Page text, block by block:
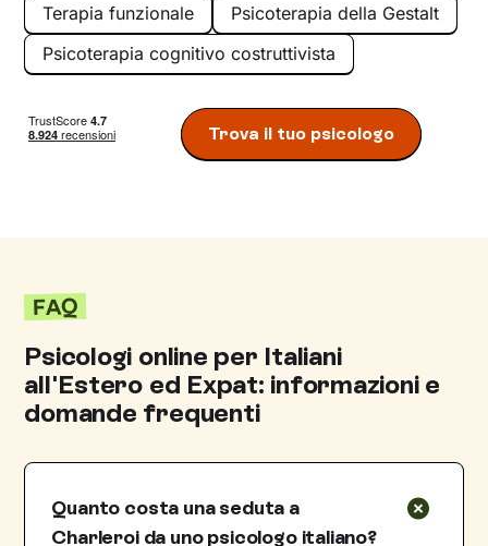
Terapia funzionale
Psicoterapia della Gestalt
Psicoterapia cognitivo costruttivista
Trova il tuo psicologo
FAQ
Psicologi online per Italiani
all'Estero ed Expat: informazioni e
domande frequenti
Quanto costa una seduta a
Charleroi da uno psicologo italiano?